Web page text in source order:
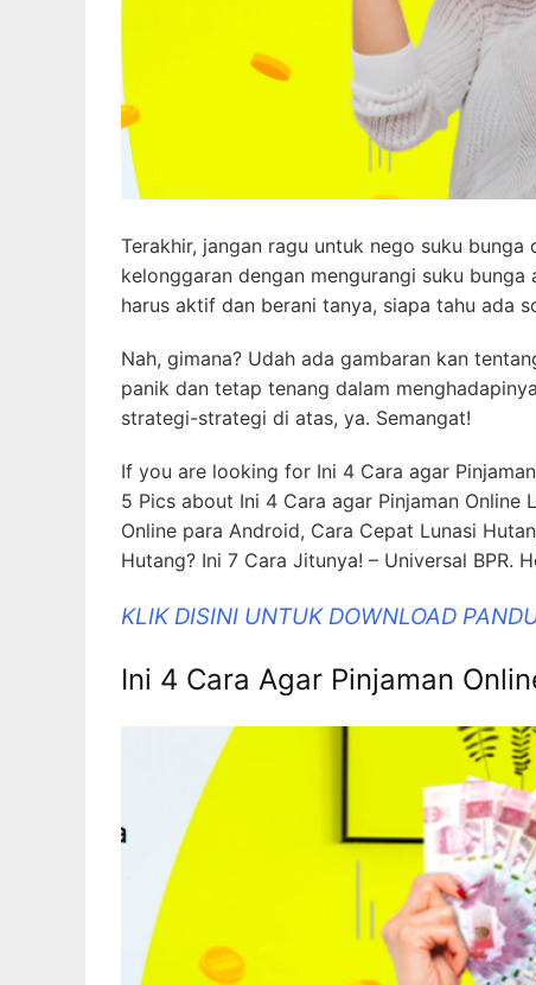
Terakhir, jangan ragu untuk nego suku
kelonggaran dengan mengurangi suku
harus aktif dan berani tanya, siapa tahu ada
Nah, gimana? Udah ada gambaran kan
panik dan tetap tenang dalam
strategi-strategi di atas, ya. Semangat!
If you are looking for Ini 4 Cara agar
5 Pics about Ini 4 Cara agar Pinjaman Online
Online para Android, Cara Cepat Lunasi
Hutang? Ini 7 Cara Jitunya! – Universal BPR.
KLIK DISINI UNTUK DOWNLOAD
Ini 4 Cara Agar Pinjaman